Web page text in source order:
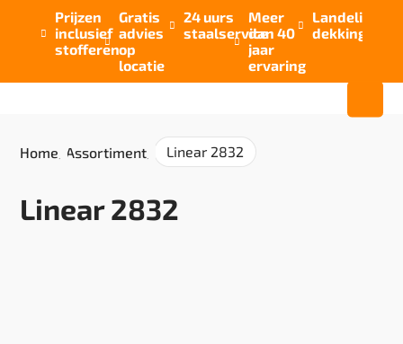

Prijzen
inclusief
stofferen

Gratis
advies
op
locatie

24 uurs
staalservice

Meer
dan 40
jaar
ervaring

Landelijke
dekking
Home Assortiment Linear 2832
Linear 2832